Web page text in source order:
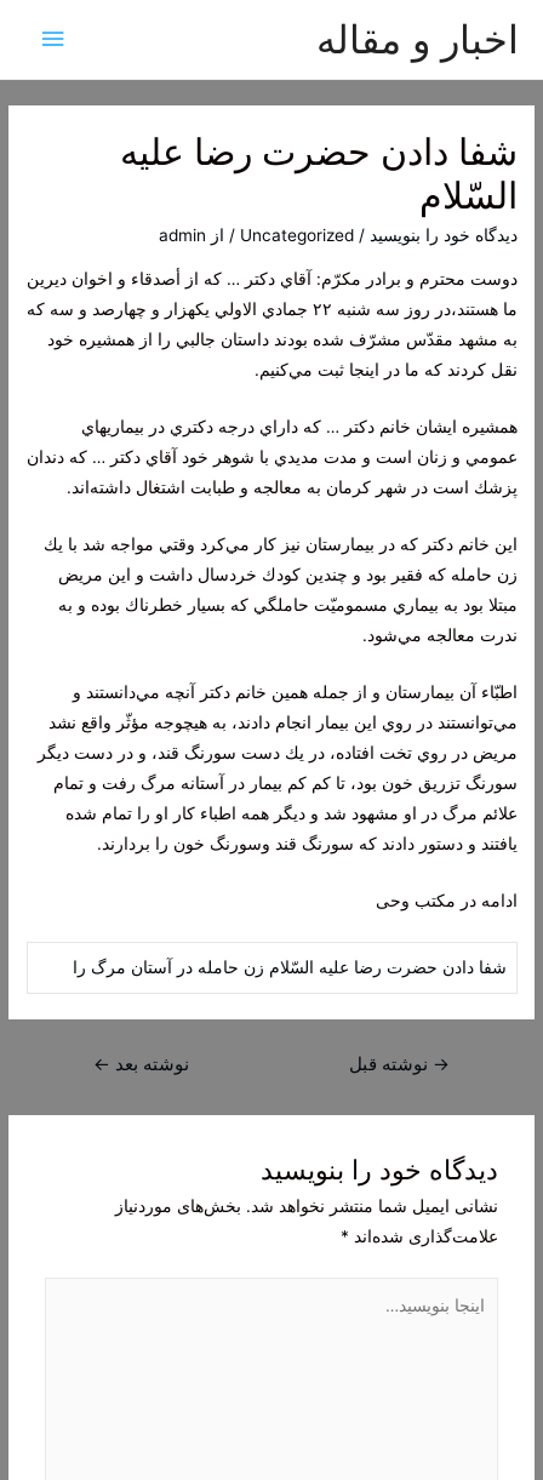
اخبار و مقاله
اصلی
شفا دادن حضرت رضا عليه
السّلام
دیدگاه‌ خود را بنویسید /
Uncategorized / از admin
دوست محترم و برادر مكرّم: آقاي دكتر … كه از أصدقاء و اخوان ديرين
ما هستند،در روز سه شنبه ٢٢ جمادي الاولي يكهزار و چهارصد و سه كه
به مشهد مقدّس مشرّف شده بودند داستان جالبي را از همشيره خود
نقل كردند كه ما در اينجا ثبت مي‌كنيم.
همشيره ايشان خانم دكتر … كه داراي درجه دكتري در بيماريهاي
عمومي و زنان است و مدت مديدي با شوهر خود آقاي دكتر … كه دندان
پزشك است در شهر كرمان به معالجه و طبابت اشتغال داشته‌اند.
اين خانم دكتر كه در بيمارستان نيز كار مي‌كرد وقتي مواجه شد با يك
زن حامله كه فقير بود و چندين كودك خردسال داشت و اين مريض
مبتلا بود به بيماري مسموميّت حاملگي كه بسيار خطرناك بوده و به
ندرت معالجه مي‌شود.
اطبّاء آن بيمارستان و از جمله همين خانم دكتر آنچه مي‌دانستند و
مي‌توانستند در روي اين بيمار انجام دادند، به هيچوجه مؤثّر واقع نشد
مريض در روي تخت افتاده، در يك دست سورنگ قند، و در دست ديگر
سورنگ تزريق خون بود، تا كم كم بيمار در آستانه مرگ رفت و تمام
علائم مرگ در او مشهود شد و ديگر همه اطباء كار او را تمام شده
يافتند و دستور دادند كه سورنگ قند وسورنگ خون را بردارند.
ادامه در مکتب وحی
شفا دادن حضرت رضا عليه السّلام زن حامله در آستان مرگ را
راهبری
→ نوشته قبل نوشته بعد ←
دیدگاه‌ خود را بنویسید
نشانی ایمیل شما منتشر نخواهد شد. بخش‌های موردنیاز
علامت‌گذاری شده‌اند *
بنویسید…